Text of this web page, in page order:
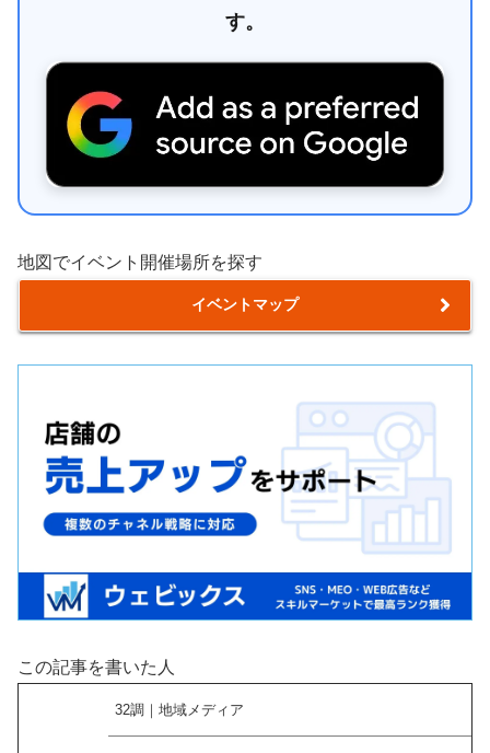
す。
地図でイベント開催場所を探す
イベントマップ
この記事を書いた人
32調｜地域メディア